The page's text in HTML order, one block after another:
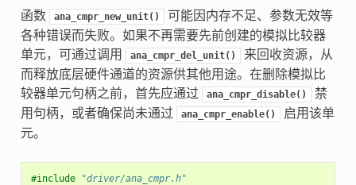
函数 ana_cmpr_new_unit()
可能因内存不足、参数无效等
各种错误而失败。如果不再需要先前创建的模拟比较器
单元，可通过调用
ana_cmpr_del_unit()
来回收资源，从
而释放底层硬件通道的资源供其他用途。在删除模拟比
较器单元句柄之前，首先应通过
ana_cmpr_disable()
禁
用句柄，或者确保尚未通过
ana_cmpr_enable()
启用该单
元。
#include "driver/ana_cmpr.h"